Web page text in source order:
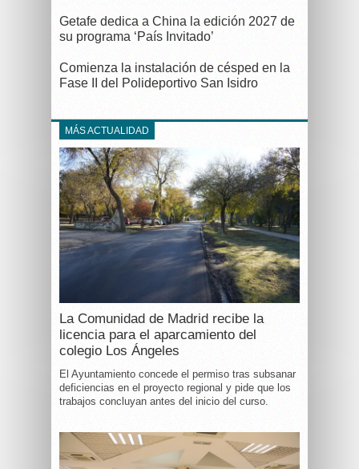
Getafe dedica a China la edición 2027 de
su programa ‘País Invitado’
Comienza la instalación de césped en la
Fase II del Polideportivo San Isidro
MÁS ACTUALIDAD
La Comunidad de Madrid recibe la
licencia para el aparcamiento del
colegio Los Ángeles
El Ayuntamiento concede el permiso tras subsanar
deficiencias en el proyecto regional y pide que los
trabajos concluyan antes del inicio del curso.